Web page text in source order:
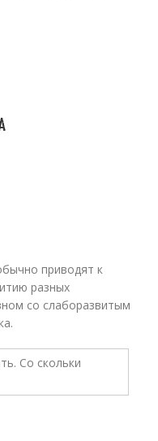
приводят к
разных
со слаборазвитым